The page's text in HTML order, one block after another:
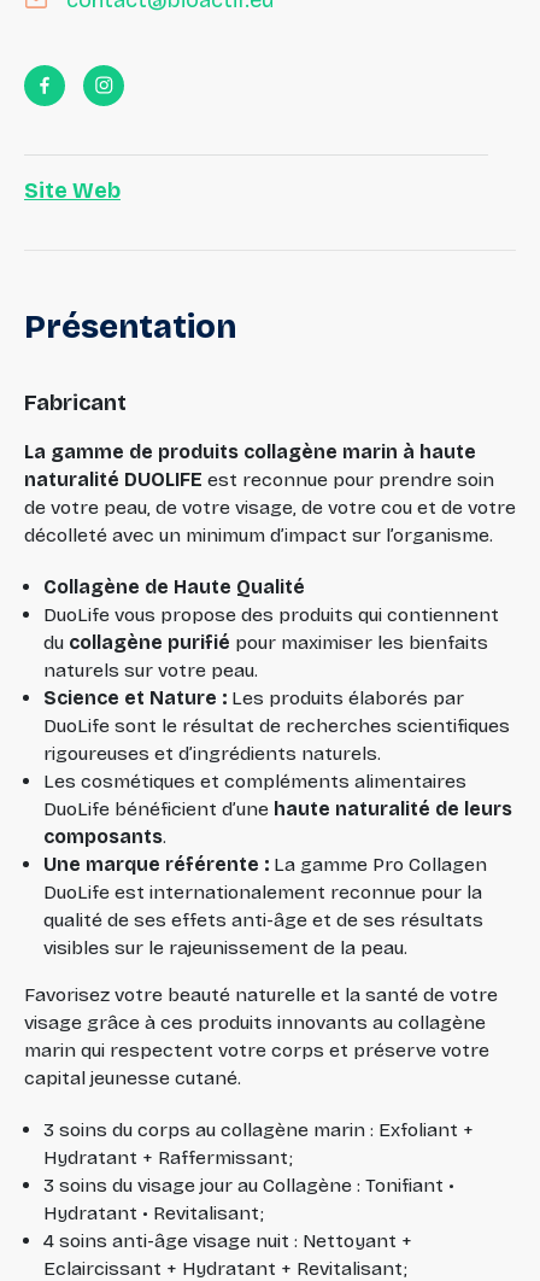
Site Web
Présentation
Fabricant
La gamme de produits collagène marin à haute
naturalité DUOLIFE est reconnue pour prendre soin
de votre peau, de votre visage, de votre cou et de votre
décolleté avec un minimum d’impact sur l’organisme.
Collagène de Haute Qualité
DuoLife vous propose des produits qui contiennent
du collagène purifié pour maximiser les bienfaits
naturels sur votre peau.
Science et Nature : Les produits élaborés par
DuoLife sont le résultat de recherches scientifiques
rigoureuses et d’ingrédients naturels.
Les cosmétiques et compléments alimentaires
DuoLife bénéficient d’une haute naturalité de leurs
composants.
Une marque référente : La gamme Pro Collagen
DuoLife est internationalement reconnue pour la
qualité de ses effets anti-âge et de ses résultats
visibles sur le rajeunissement de la peau.
Favorisez votre beauté naturelle et la santé de votre
visage grâce à ces produits innovants au collagène
marin qui respectent votre corps et préserve votre
capital jeunesse cutané.
3 soins du corps au collagène marin : Exfoliant +
Hydratant + Raffermissant;
3 soins du visage jour au Collagène : Tonifiant •
Hydratant • Revitalisant;
4 soins anti-âge visage nuit : Nettoyant +
Eclaircissant + Hydratant + Revitalisant;